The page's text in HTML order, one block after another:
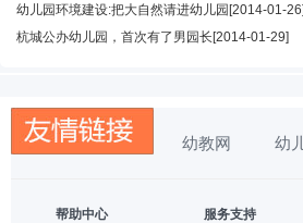
幼儿园环境建设:把大自然请进幼儿园 [2014-01-26]
杭城公办幼儿园，首次有了男园长 [2014-01-29]
幼教网 幼
帮助中心 服务支持